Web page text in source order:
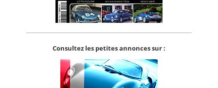
Consultez les petites annonces sur :